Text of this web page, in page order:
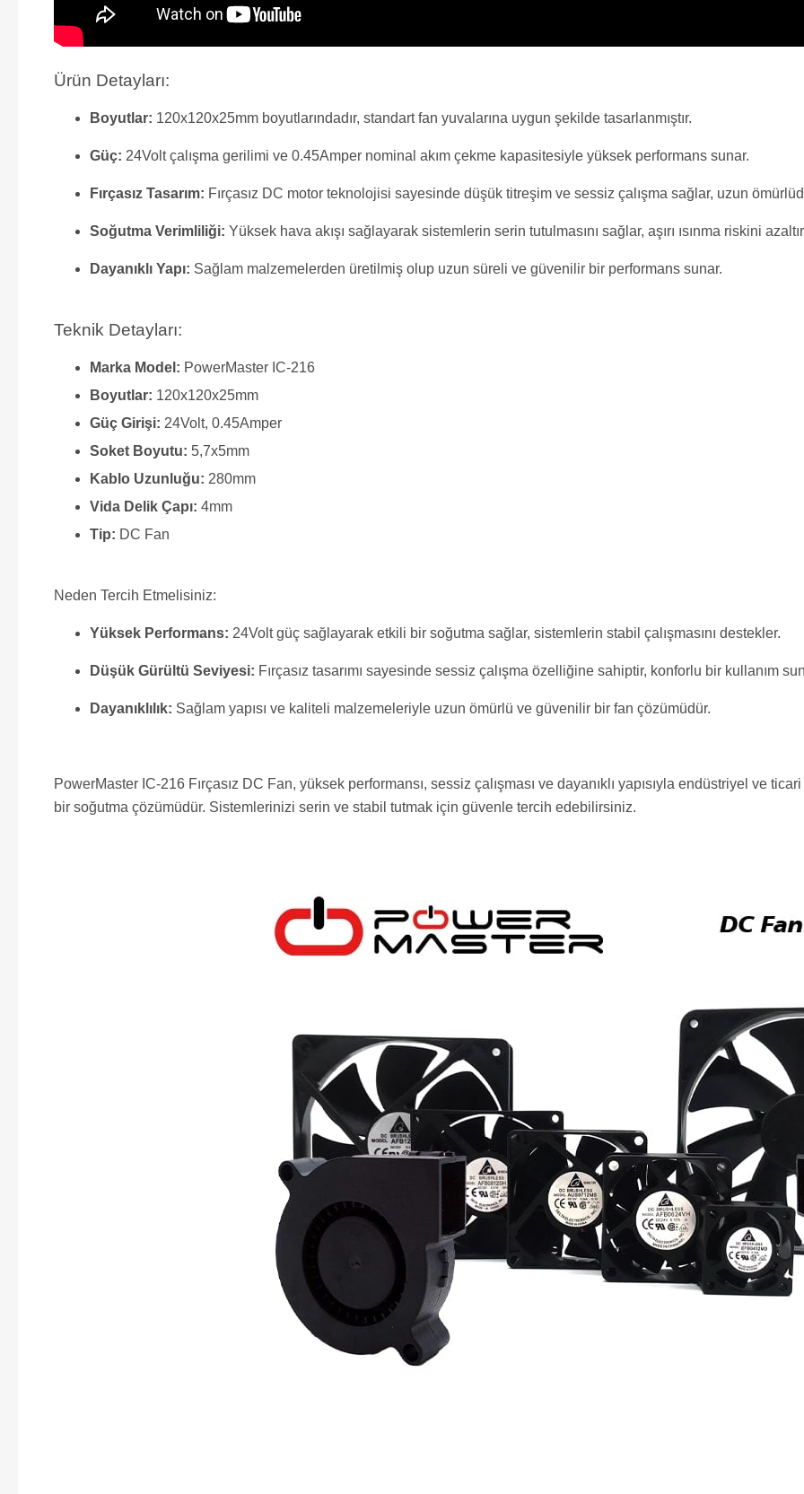
Ürün Detayları:
Boyutlar: 120x120x25mm boyutlarındadır, standart fan yuvalarına uygun şekilde tasarlanmıştır.
Güç: 24Volt çalışma gerilimi ve 0.45Amper nominal akım çekme kapasitesiyle yüksek performans sunar.
Fırçasız Tasarım: Fırçasız DC motor teknolojisi sayesinde düşük titreşim ve sessiz çalışma sağlar, uzun
Soğutma Verimliliği: Yüksek hava akışı sağlayarak sistemlerin serin tutulmasını sağlar, aşırı ısınma riskini
Dayanıklı Yapı: Sağlam malzemelerden üretilmiş olup uzun süreli ve güvenilir bir performans sunar.
Teknik Detayları:
Marka Model: PowerMaster IC-216
Boyutlar: 120x120x25mm
Güç Girişi: 24Volt, 0.45Amper
Soket Boyutu: 5,7x5mm
Kablo Uzunluğu: 280mm
Vida Delik Çapı: 4mm
Tip: DC Fan
Neden Tercih Etmelisiniz:
Yüksek Performans: 24Volt güç sağlayarak etkili bir soğutma sağlar, sistemlerin stabil çalışmasını destekler.
Düşük Gürültü Seviyesi: Fırçasız tasarımı sayesinde sessiz çalışma özelliğine sahiptir, konforlu bir kullanım
Dayanıklılık: Sağlam yapısı ve kaliteli malzemeleriyle uzun ömürlü ve güvenilir bir fan çözümüdür.
PowerMaster IC-216 Fırçasız DC Fan, yüksek performansı, sessiz çalışması ve dayanıklı yapısıyla endüstriyel ve
bir soğutma çözümüdür. Sistemlerinizi serin ve stabil tutmak için güvenle tercih edebilirsiniz.